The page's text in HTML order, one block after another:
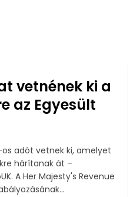
vetnének ki a
az Egyesült
adót vetnek ki, amelyet
hárítanak át –
A Her Majesty's Revenue